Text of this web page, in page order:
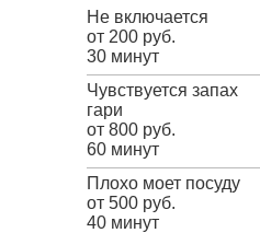
Не включается
от 200 руб.
30 минут
Чувствуется запах
гари
от 800 руб.
60 минут
Плохо моет посуду
от 500 руб.
40 минут